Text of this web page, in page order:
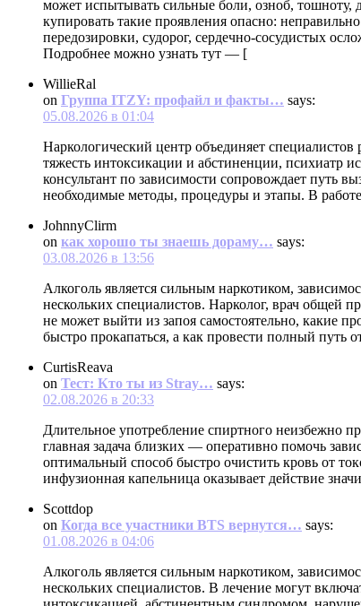
может испытывать сильные боли, озноб, тошноту,
купировать такие проявления опасно:
передозировки, судорог, сердечно-сосудистых
Подробнее можно узнать тут — [
WillieRal
on Группа ITZY: профайл и факты… says:
05.08.2026 в 01:04
Наркологический центр объединяет
тяжесть интоксикации и абстиненции, психиатр
консультант по зависимости сопровождает путь
необходимые методы, процедуры и этапы. В
JohnnyClirm
on как хорошо ты знаешь дораму… says:
03.08.2026 в 13:56
Алкоголь является сильным наркотиком,
нескольких специалистов. Нарколог, врач общей
не может выйти из запоя самостоятельно, какие
быстро прокапаться, а как провести полный путь
CurtisReava
on Тест: Кто ты из Stray… says:
02.08.2026 в 20:33
Длительное употребление спиртного неизбежно
главная задача близких — оперативно помочь
оптимальный способ быстро очистить кровь от
инфузионная капельница оказывает действие
Scottdop
on Когда все участники BTS вернутся… says:
01.08.2026 в 04:06
Алкоголь является сильным наркотиком,
нескольких специалистов. В лечение могут